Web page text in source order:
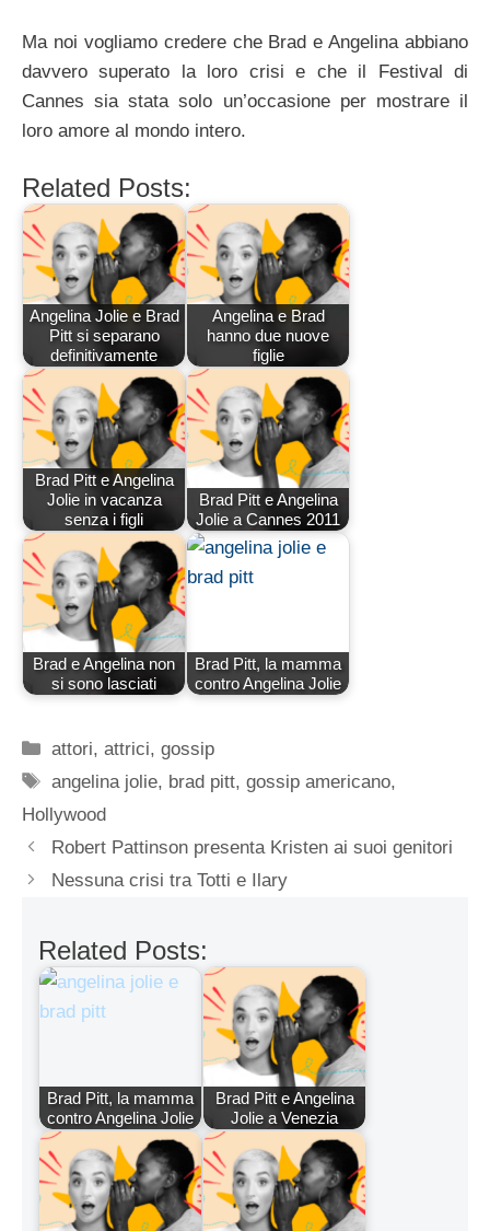
Ma noi vogliamo credere che Brad e Angelina abbiano
davvero superato la loro crisi e che il Festival di
Cannes sia stata solo un’occasione per mostrare il
loro amore al mondo intero.
Related Posts:
Angelina Jolie e Brad
Pitt si separano
definitivamente
Angelina e Brad
hanno due nuove
figlie
Brad Pitt e Angelina
Jolie in vacanza
senza i figli
Brad Pitt e Angelina
Jolie a Cannes 2011
Brad e Angelina non
si sono lasciati
Brad Pitt, la mamma
contro Angelina Jolie
Categorie
attori,attrici,gossip
Tag
angelina jolie, brad pitt,gossip americano,
Hollywood
Robert Pattinson presenta Kristen ai suoi genitori
Nessuna crisi tra Totti e Ilary
Related Posts:
Brad Pitt, la mamma
contro Angelina Jolie
Brad Pitt e Angelina
Jolie a Venezia